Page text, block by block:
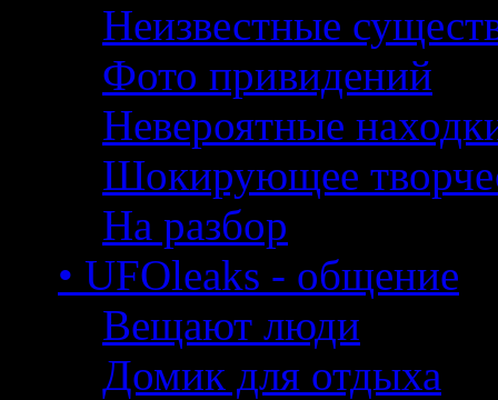
Неизвестные
Фото привидений
Невероятные
Шокирующее
На разбор
• UFOleaks - общение
Вещают люди
Домик для отдыха